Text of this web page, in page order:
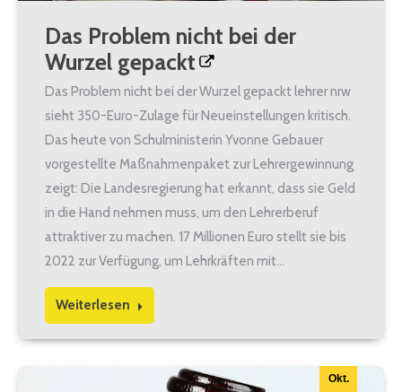
Das Problem nicht bei der
Wurzel gepackt
Das Problem nicht bei der Wurzel gepackt lehrer nrw
sieht 350-Euro-Zulage für Neueinstellungen kritisch.
Das heute von Schulministerin Yvonne Gebauer
vorgestellte Maßnahmenpaket zur Lehrergewinnung
zeigt: Die Landesregierung hat erkannt, dass sie Geld
in die Hand nehmen muss, um den Lehrerberuf
attraktiver zu machen. 17 Millionen Euro stellt sie bis
2022 zur Verfügung, um Lehrkräften mit…
Weiterlesen
Okt.